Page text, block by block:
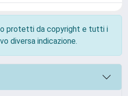
protetti da copyright e tutti i
diversa indicazione.